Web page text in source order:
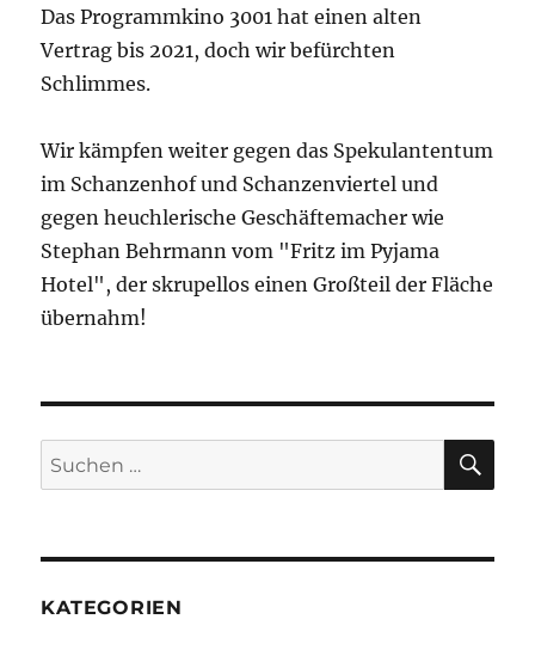
Das Programmkino 3001 hat einen alten
Vertrag bis 2021, doch wir befürchten
Schlimmes.
Wir kämpfen weiter gegen das Spekulantentum
im Schanzenhof und Schanzenviertel und
gegen heuchlerische Geschäftemacher wie
Stephan Behrmann vom "Fritz im Pyjama
Hotel", der skrupellos einen Großteil der Fläche
übernahm!
Suchen
nach:
KATEGORIEN